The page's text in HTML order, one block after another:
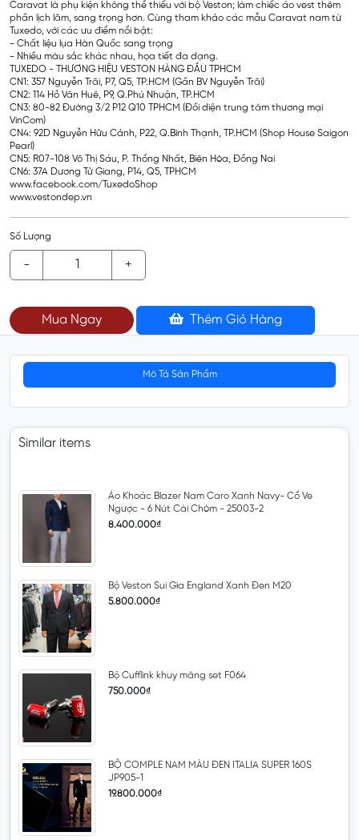
Caravat là phụ kiện không thể thiếu với bộ Veston; làm chiếc áo vest thêm
phần lịch lãm, sang trọng hơn. Cùng tham khảo các mẫu Caravat nam từ
Tuxedo, với các ưu điểm nổi bật:
- Chất liệu lụa Hàn Quốc sang trọng
- Nhiều màu sắc khác nhau, họa tiết đa dạng.
TUXEDO - THƯƠNG HIỆU VESTON HÀNG ĐẦU TPHCM
CN1: 357 Nguyễn Trãi, P7, Q5, TP.HCM (Gần BV Nguyễn Trãi)
CN2: 114 Hồ Văn Huê, P9, Q.Phú Nhuận, TP.HCM
CN3: 80-82 Đường 3/2 P12 Q10 TPHCM (Đối diện trung tâm thương mại
VinCom)
CN4: 92D Nguyễn Hữu Cảnh, P22, Q.Bình Thạnh, TP.HCM (Shop House Saigon
Pearl)
CN5: R07-108 Võ Thị Sáu, P. Thống Nhất, Biên Hòa, Đồng Nai
CN6: 37A Dương Tử Giang, P14, Q5, TPHCM
www.facebook.com/TuxedoShop
www.vestondep.vn
Số Lượng
- +
Mua Ngay Thêm Giỏ Hàng
Mô Tả Sản Phẩm
Similar items
Áo Khoác Blazer Nam Caro Xanh Navy- Cổ Ve
Ngược - 6 Nút Cài Chòm - 25003-2
8.400.000₫
Bộ Veston Sui Gia England Xanh Đen M20
5.800.000₫
Bộ Cufflink khuy măng set F064
750.000₫
BỘ COMPLE NAM MÀU ĐEN ITALIA SUPER 160S
JP905-1
19.800.000₫